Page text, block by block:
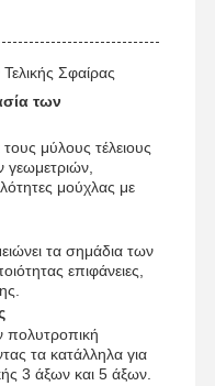
Με
Εμάς
Επισκέψεις
Στο
Σφαίρας
των
μύλους τέλειους
γεωμετριών,
μούχλας με
τα σημάδια των
επιφάνειες,
πολυτροπική
τα κατάλληλα για
3 άξων και 5 άξων.